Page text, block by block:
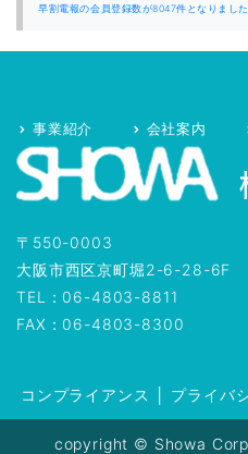
早割電報の会員登録数が8047件となりました
事業紹介 会社案内
〒550-0003
大阪市西区京町堀2-6-28-6F
TEL：06-4803-8811
FAX：06-4803-8300
コンプライアンス プライバ
copyright © Showa